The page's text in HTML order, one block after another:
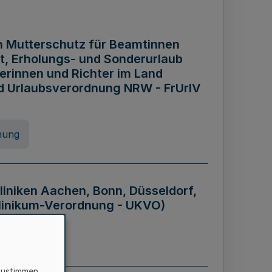
Mutterschutz für Beamtinnen
Erholungs- und Sonderurlaub
und Richter im Land
NRW - FrUrlV
Aachen, Bonn, Düsseldorf,
Verordnung - UKVO)